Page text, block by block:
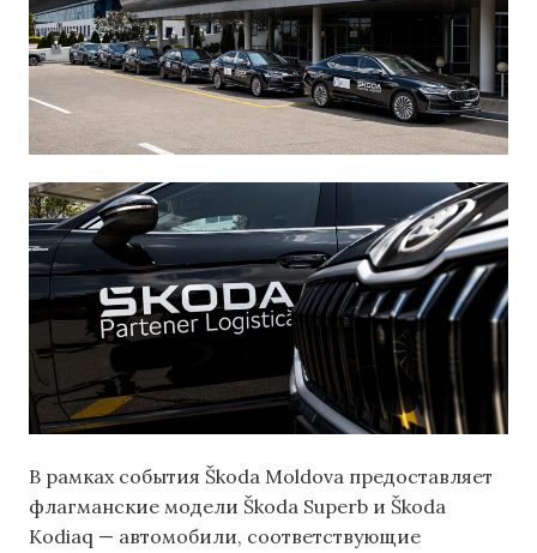
В рамках события Škoda Moldova предоставляет
флагманские модели Škoda Superb и Škoda
Kodiaq — автомобили, соответствующие